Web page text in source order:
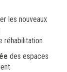
les nouveaux
réhabilitation
des espaces